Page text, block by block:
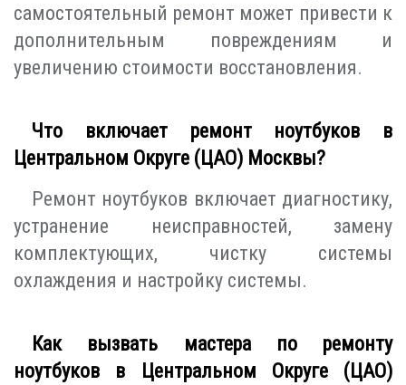
самостоятельный ремонт может привести к
дополнительным повреждениям и
увеличению стоимости восстановления.
Что включает ремонт ноутбуков в
Центральном Округе (ЦАО) Москвы?
Ремонт ноутбуков включает диагностику,
устранение неисправностей, замену
комплектующих, чистку системы
охлаждения и настройку системы.
Как вызвать мастера по ремонту
ноутбуков в Центральном Округе (ЦАО)